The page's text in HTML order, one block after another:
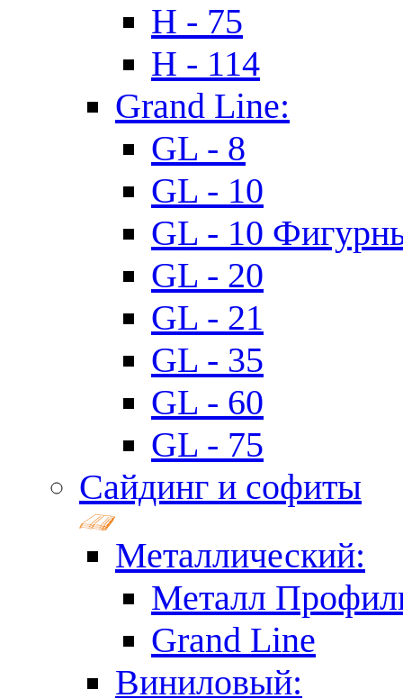
H - 75
H - 114
Grand Line:
GL - 8
GL - 10
GL - 10
GL - 20
GL - 21
GL - 35
GL - 60
GL - 75
Сайдинг и софиты
Металлический:
Металл
Grand Line
Виниловый: